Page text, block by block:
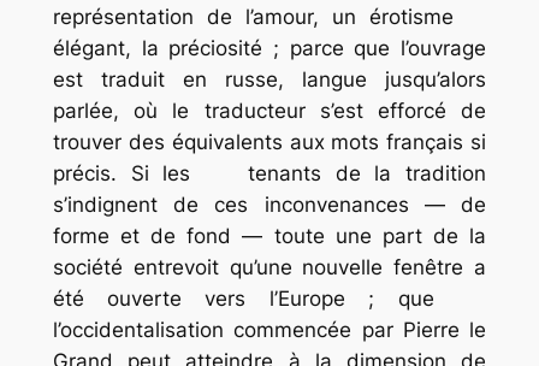
représentation de l’amour, un érotisme
élégant, la préciosité ; parce que l’ouvrage
est traduit en russe, langue jusqu’alors
parlée, où le traducteur s’est efforcé de
trouver des équivalents aux mots français si
précis. Si les tenants de la tradition
s’indignent de ces inconvenances — de
forme et de fond — toute une part de la
société entrevoit qu’une nouvelle fenêtre a
été ouverte vers l’Europe ; que
l’occidentalisation commencée par Pierre le